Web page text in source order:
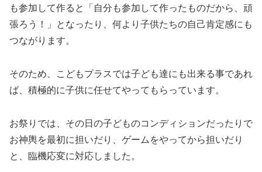
も参加して作ると「自分も参加して作ったものだから、頑
張ろう！」となったり、何より子供たちの自己肯定感にも
つながります。
そのため、こどもプラスでは子ども達にも出来る事であれ
ば、積極的に子供に任せてやってもらっています。
お祭りでは、その日の子どものコンディションだったりで
お神輿を最初に担いだり、ゲームをやってから担いだり
と、臨機応変に対応しました。